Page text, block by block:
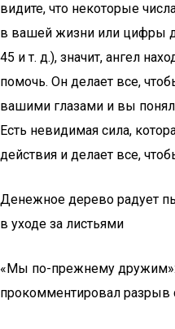
видите, что некоторые
в вашей жизни или цифры
45 и т. д.), значит, ангел
помочь. Он делает все,
вашими глазами и вы
Есть невидимая сила,
действия и делает все,
Денежное дерево радует
в уходе за листьями
«Мы по-прежнему
прокомментировал разрыв